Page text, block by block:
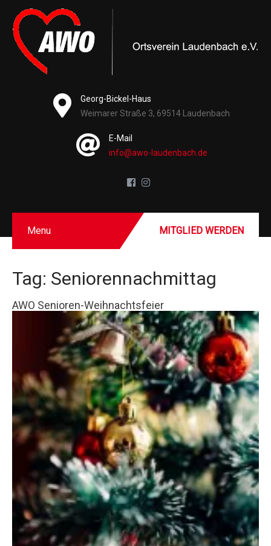
Georg-Bickel-Haus
Weimarer Straße 3, 69514 Laudenbach
E-Mail
info@awo-laudenbach.de
Menu MITGLIED WERDEN
Tag: Seniorennachmittag
AWO Senioren-Weihnachtsfeier